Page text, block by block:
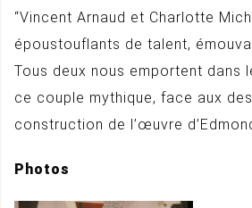
“Vincent Arnaud et Charlotte
époustouflants de talent,
Tous deux nous emportent dans
ce couple mythique, face aux
construction de l’œuvre
Photos